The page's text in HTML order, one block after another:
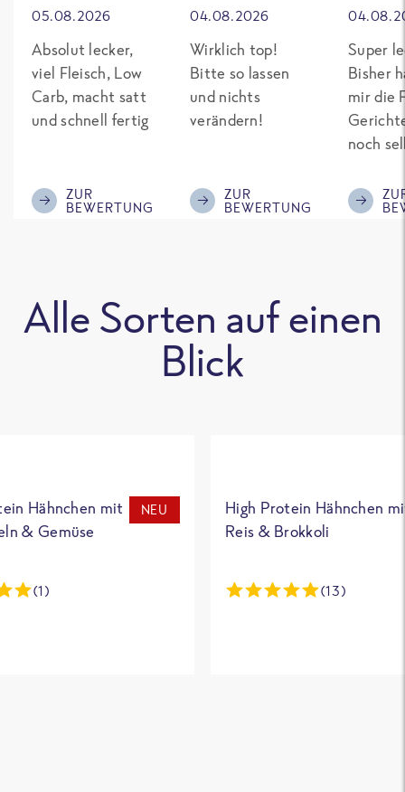
05.08.2026
Absolut lecker,
viel Fleisch, Low
Carb, macht satt
und schnell fertig
ZUR
BEWERTUNG
04.08.2026
Wirklich top!
Bitte so lassen
und nichts
verändern!
ZUR
BEWERTUNG
Super
Bisher
mir die
noch
Eiweiß.
was
Alle Sorten auf einen
Blick
Hähnchen mit
& Gemüse
NEU
(1)
High Protein Hähnchen
Reis & Brokkoli
(13)